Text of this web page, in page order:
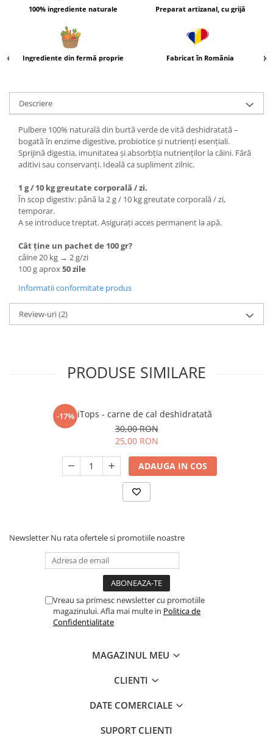
100% ingrediente naturale Preparat artizanal, cu grijă
Ingrediente din fermă proprie Fabricat în România
Descriere
Pulbere 100% naturală din burtă verde de vită deshidratată –
bogată în enzime digestive, probiotice și nutrienți esențiali.
Sprijină digestia, imunitatea și absorbția nutrienților la câini. Fără
aditivi sau conservanți. Ideală ca supliment zilnic.
1 g / 10 kg greutate corporală / zi.
În scop digestiv: până la 2 g / 10 kg greutate corporală / zi,
temporar.
A se introduce treptat. Asigurați acces permanent la apă.
Cât ține un pachet de 100 gr?
câine 20 kg → 2 g/zi
100 g aprox50 zile
Informatii conformitate produs
Review-uri(2)
PRODUSE SIMILARE
-17%
EquiTops - carne de cal deshidratată
30,00 RON
25,00 RON
ADAUGA IN COS
Newsletter Nu rata ofertele si promotiile noastre
Vreau sa primesc newsletter cu promotiile
magazinului. Afla mai multe in Politica de
Confidentialitate
MAGAZINUL MEU
CLIENTI
DATE COMERCIALE
SUPORT CLIENTI